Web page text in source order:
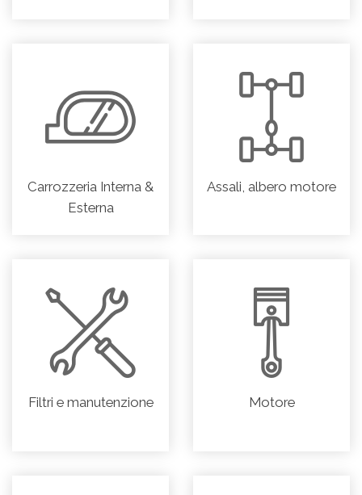
Carrozzeria Interna &
Esterna
Assali, albero motore
Filtri e manutenzione Motore